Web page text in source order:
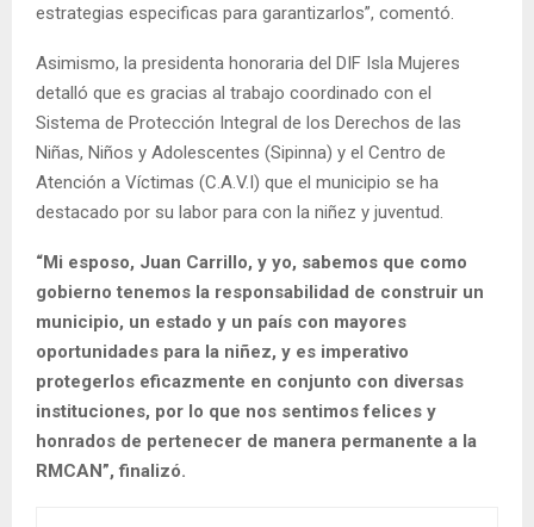
estrategias especificas para garantizarlos”, comentó.
Asimismo, la presidenta honoraria del DIF Isla Mujeres
detalló que es gracias al trabajo coordinado con el
Sistema de Protección Integral de los Derechos de las
Niñas, Niños y Adolescentes (Sipinna) y el Centro de
Atención a Víctimas (C.A.V.I) que el municipio se ha
destacado por su labor para con la niñez y juventud.
“Mi esposo, Juan Carrillo, y yo, sabemos que como
gobierno tenemos la responsabilidad de construir un
municipio, un estado y un país con mayores
oportunidades para la niñez, y es imperativo
protegerlos eficazmente en conjunto con diversas
instituciones, por lo que nos sentimos felices y
honrados de pertenecer de manera permanente a la
RMCAN”, finalizó.